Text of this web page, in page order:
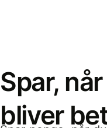
Spar,
bliver